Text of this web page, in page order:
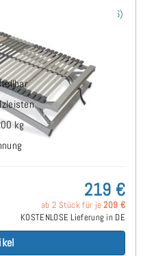
cm (76)
kg
219 €
ab 2 Stück für je209 €
KOSTENLOSE Lieferung in DE